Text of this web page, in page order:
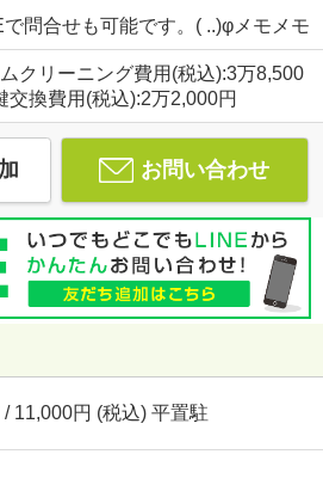
で問合せも可能です。( ..)φメモメモ
クリーニング費用(税込):3万8,500
交換費用(税込):2万2,000円
お問い合わせ
/ 11,000円 (税込) 平置駐